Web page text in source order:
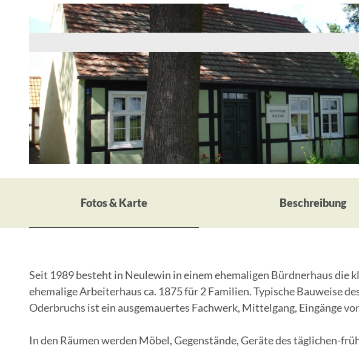
Fotos & Karte Beschreibung
Seit 1989 besteht in Neulewin in einem ehemaligen Bürdnerhaus die
ehemalige Arbeiterhaus ca. 1875 für 2 Familien. Typische Bauweise
Oderbruchs ist ein ausgemauertes Fachwerk, Mittelgang, Eingänge
In den Räumen werden Möbel, Gegenstände, Geräte des täglichen-